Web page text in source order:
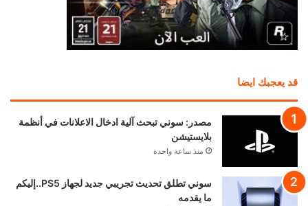
قد يعجبك ايضا
مصدر: سوني تبحث آلية ادخال الاعلانات في أنظمة
بلايستيشن
منذ ساعة واحدة
سوني تطلق تحديث تجريبي جديد لجهاز PS5..إليكم
ما يقدمه